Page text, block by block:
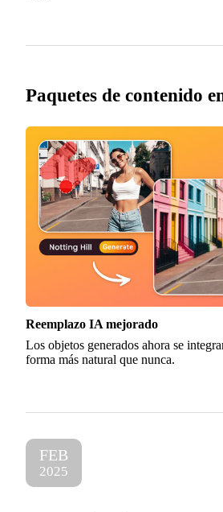
Paquetes de contenido
Reemplazo IA mejorado
Los objetos generados ahora se
forma más natural que nunca.
FEB
2025